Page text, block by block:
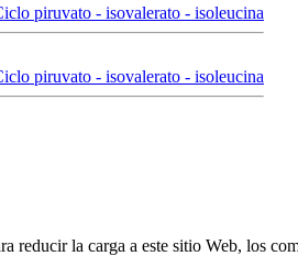
piruvato - isovalerato - isoleucina
piruvato - isovalerato - isoleucina
reducir la carga a este sitio Web, los